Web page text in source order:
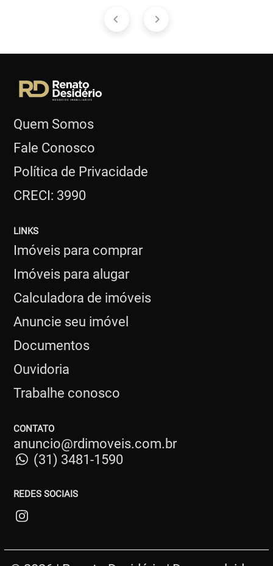
Quem Somos
Fale Conosco
Política de Privacidade
CRECI: 3990
LINKS
Imóveis para comprar
Imóveis para alugar
Calculadora de imóveis
Anuncie seu imóvel
Documentos
Ouvidoria
Trabalhe conosco
CONTATO
anuncio@rdimoveis.com.br
(31) 3481-1590
REDES SOCIAIS